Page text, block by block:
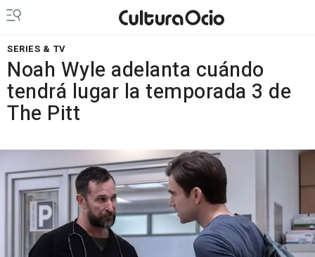
SERIES & TV
Noah Wyle adelanta cuándo
tendrá lugar la temporada 3 de
The Pitt